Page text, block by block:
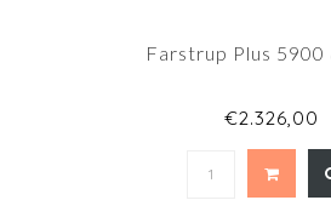
Farstrup Plus 5900
€2.326,00